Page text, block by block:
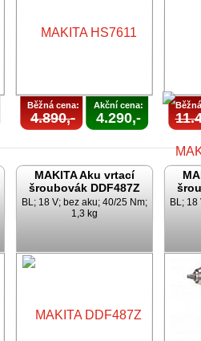
Běžná cena:
4.890,-
Akční cena:
4.290,-
MAKITA Aku vrtací
šroubovák DDF487Z
BL; 18 V; bez aku; 40/25 Nm;
1,3 kg
BL; 18